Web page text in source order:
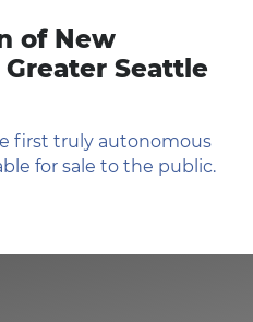
of New
Seattle
first truly autonomous
for sale to the public.